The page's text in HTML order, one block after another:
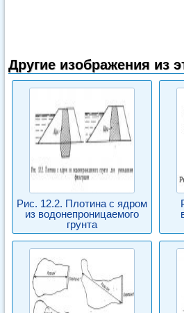
Другие изображения из
Рис. 12.2. Плотина с ядром
из водонепроницаемого
грунта